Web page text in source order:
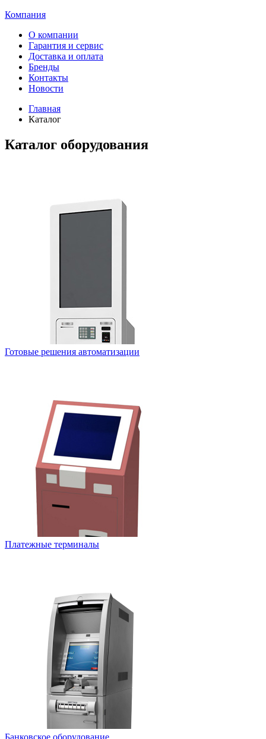
Компания
О компании
Гарантия и сервис
Доставка и оплата
Бренды
Контакты
Новости
Главная
Каталог
Каталог оборудования
Готовые решения автоматизации
Платежные терминалы
Банковское оборудование